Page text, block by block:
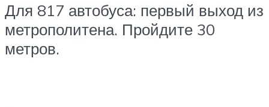
Для 817 автобуса: первый выход из
метрополитена. Пройдите 30
метров.